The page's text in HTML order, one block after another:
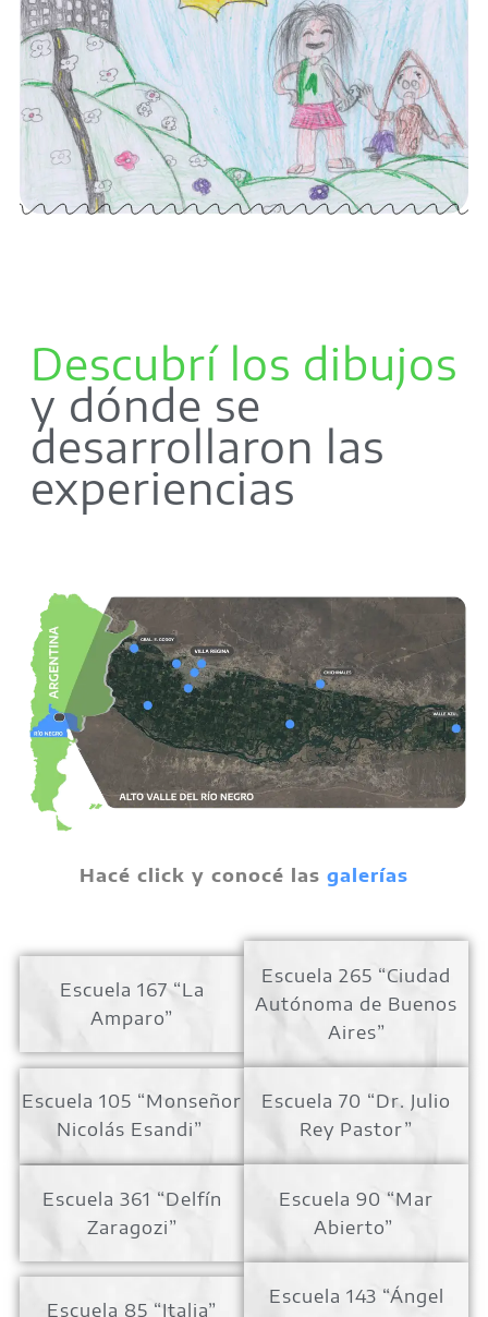
Descubrí los dibujos
y dónde se
desarrollaron las
experiencias
Hacé click y conocé las galerías
Escuela 167 “La
Amparo”
Escuela 265 “Ciudad
Autónoma de Buenos
Aires”
Escuela 105 “Monseñor
Nicolás Esandi”
Escuela 70 “Dr. Julio
Rey Pastor”
Escuela 361 “Delfín
Zaragozi”
Escuela 90 “Mar
Abierto”
Escuela 85 “Italia”
Escuela 143 “Ángel